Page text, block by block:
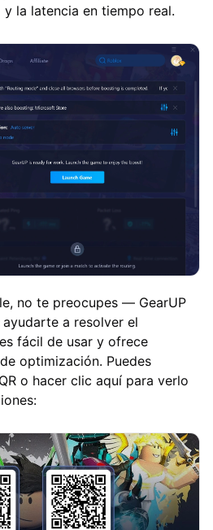
la latencia en tiempo real.
no te preocupes — GearUP
a resolver el
fácil de usar y ofrece
optimización. Puedes
o hacer clic aquí para verlo